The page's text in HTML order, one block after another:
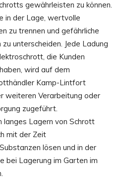
gewährleisten zu können.
in der Lage, wertvolle
zu trennen und gefährliche
unterscheiden. Jede Ladung
die Kunden
wird auf dem
Kamp-Lintfort
weiteren Verarbeitung oder
zugeführt.
langes Lagern von Schrott
mit der Zeit
lösen und in der
bei Lagerung im Garten im